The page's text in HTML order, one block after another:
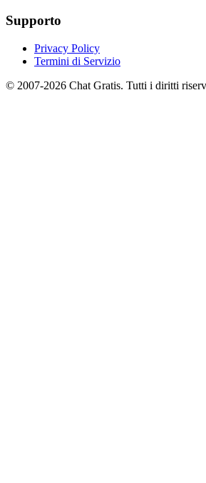
Supporto
Privacy Policy
Termini di Servizio
© 2007-2026 Chat Gratis. Tutti i diritti